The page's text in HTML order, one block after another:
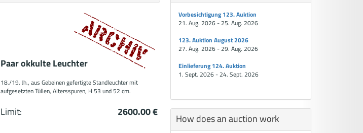
Paar okkulte Leuchter
18./19. Jh., aus Gebeinen gefertigte Standleuchter mit
aufgesetzten Tüllen, Altersspuren, H 53 und 52 cm.
Limit: 2600.00 €
Vorbesichtigung 123. Auktion
21. Aug. 2026 - 25. Aug. 2026
123. Auktion August 2026
27. Aug. 2026 - 29. Aug. 2026
Einlieferung 124. Auktion
1. Sept. 2026 - 24. Sept. 2026
How does an auction work